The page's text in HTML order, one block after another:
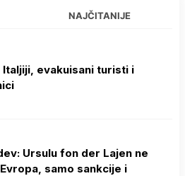
NAJČITANIJE
Italjiji, evakuisani turisti i
Ursulu fon der Lajen ne
samo sankcije i